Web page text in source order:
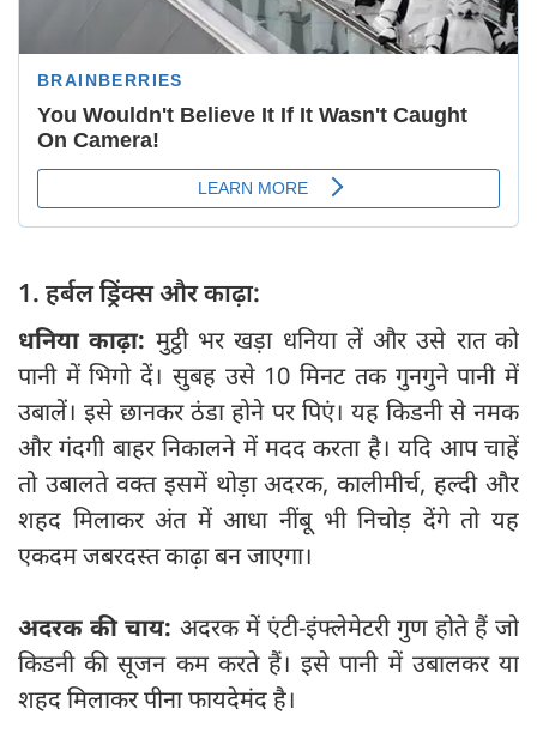
1. हर्बल ड्रिंक्स और काढ़ा:
धनिया काढ़ा: मुट्ठी भर खड़ा धनिया लें और उसे रात को
पानी में भिगो दें। सुबह उसे 10 मिनट तक गुनगुने पानी में
उबालें। इसे छानकर ठंडा होने पर पिएं। यह किडनी से नमक
और गंदगी बाहर निकालने में मदद करता है। यदि आप चाहें
तो उबालते वक्त इसमें थोड़ा अदरक, कालीमीर्च, हल्दी और
शहद मिलाकर अंत में आधा नींबू भी निचोड़ देंगे तो यह
एकदम जबरदस्त काढ़ा बन जाएगा।
अदरक की चाय: अदरक में एंटी-इंफ्लेमेटरी गुण होते हैं जो
किडनी की सूजन कम करते हैं। इसे पानी में उबालकर या
शहद मिलाकर पीना फायदेमंद है।